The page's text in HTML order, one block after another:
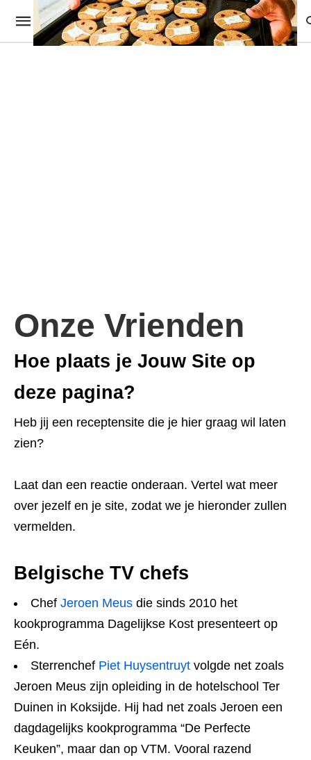
Onze Vrienden
Hoe plaats je Jouw Site op
deze pagina?
Heb jij een receptensite die je hier graag wil laten
zien?
Laat dan een reactie onderaan. Vertel wat meer
over jezelf en je site, zodat we je hieronder zullen
vermelden.
Belgische TV chefs
Chef Jeroen Meus die sinds 2010 het
kookprogramma Dagelijkse Kost presenteert op
Eén.
Sterrenchef Piet Huysentruyt volgde net zoals
Jeroen Meus zijn opleiding in de hotelschool Ter
Duinen in Koksijde. Hij had net zoals Jeroen een
dagdagelijks kookprogramma “De Perfecte
Keuken”, maar dan op VTM. Vooral razend